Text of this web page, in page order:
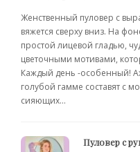
Женственный пуловер с
вяжется сверху вниз. На
простой лицевой гладью,
цветочными мотивами,
Каждый день -особенный!
голубой гамме составят с
сияющих...
Пуловер с